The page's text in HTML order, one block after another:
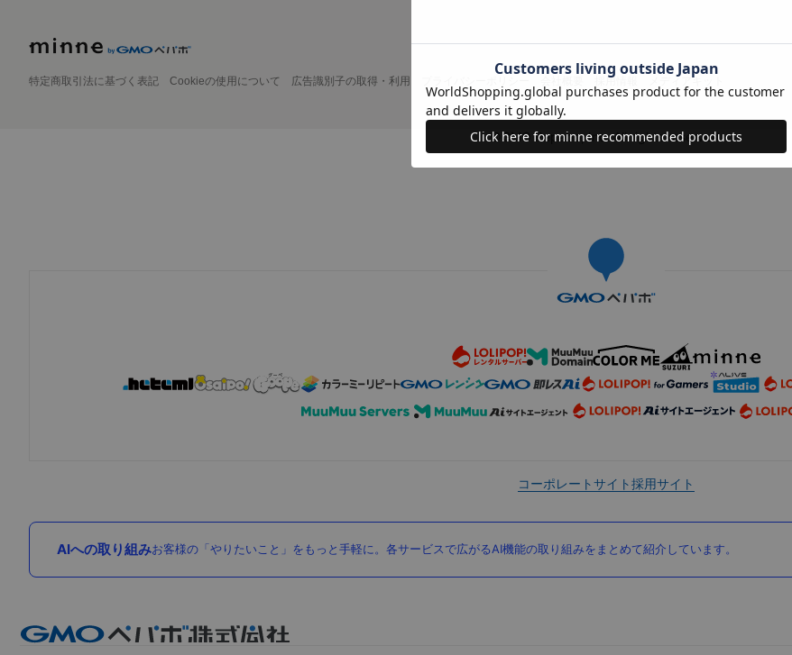
特定商取引法に基づく表記 Cookieの使用について 広告識別子の取得・利用 採用情報 メディアキット
©GMO Pepabo, Inc. All rights reserved.
コーポレートサイト採用サイト
AIへの取り組みお客様の「やりたいこと」をもっと手軽に。各サービスで広がるAI機能の取り組みをまとめて紹介しています。